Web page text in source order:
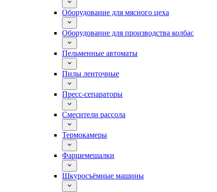
Оборудование для мясного цеха
Оборудование для производства колбас
Пельменные автоматы
Пилы ленточные
Пресс-сепараторы
Смесители рассола
Термокамеры
Фаршемешалки
Шкуросъёмные машины